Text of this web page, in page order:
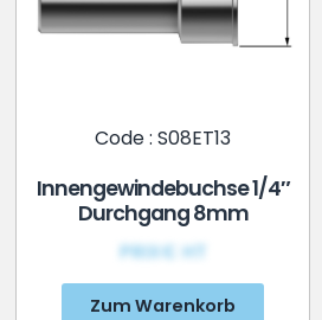
Code : S08ET13
Innengewindebuchse 1/4″
Durchgang 8mm
PRIX€ HT
Zum Warenkorb